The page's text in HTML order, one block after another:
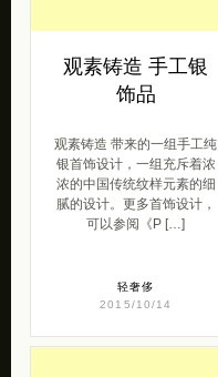
观素铸造 手工银
饰品
观素铸造 带来的一组手工纯
银首饰设计，一组充斥着浓
浓的中国传统纹样元素的细
腻的设计。更多首饰设计，
可以参阅《P […]
轻奢侈
2015/10/14